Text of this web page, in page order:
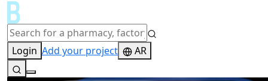
Login Add your project AR